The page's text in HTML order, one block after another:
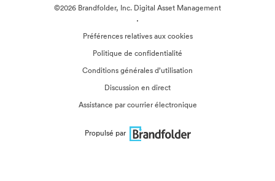
©2026 Brandfolder, Inc. Digital Asset Management
·
Préférences relatives aux cookies
Politique de confidentialité
Conditions générales d’utilisation
Discussion en direct
Assistance par courrier électronique
Propulsé par